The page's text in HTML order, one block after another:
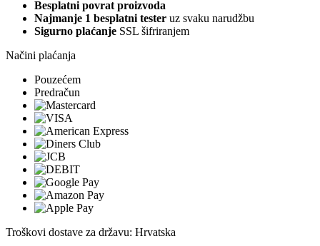
Besplatni povrat proizvoda
Najmanje 1 besplatni tester uz svaku narudžbu
Sigurno plaćanje SSL šifriranjem
Načini plaćanja
Pouzećem
Predračun
Troškovi dostave za državu: Hrvatska